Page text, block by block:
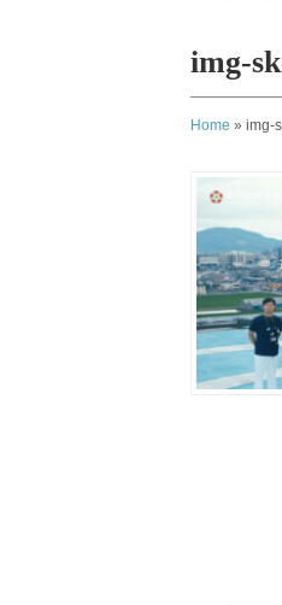
img-
Home » img-